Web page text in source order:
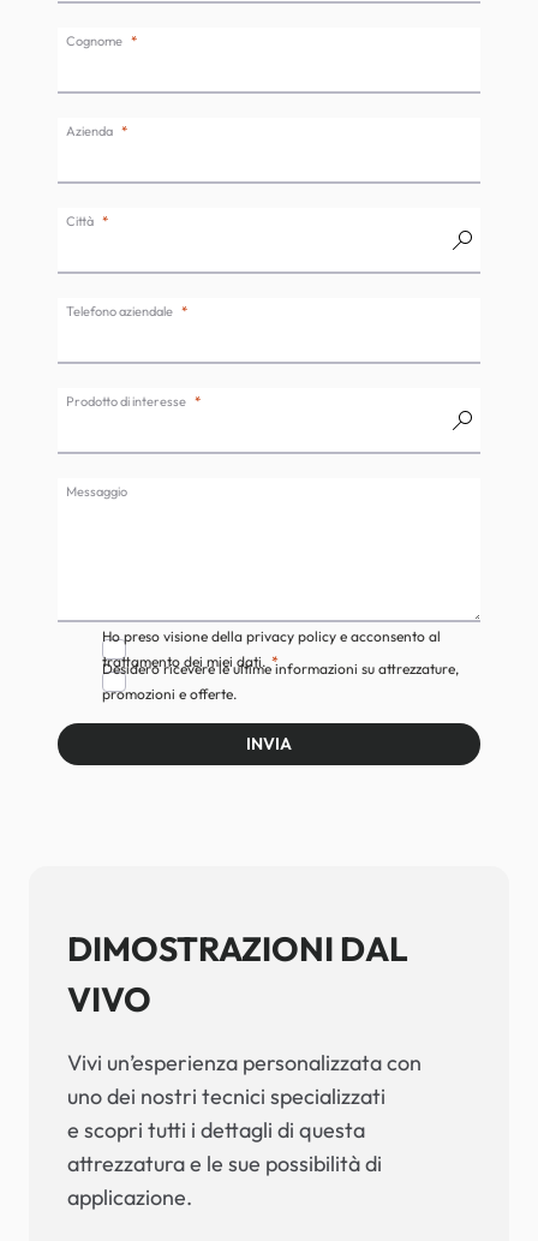
Cognome
Azienda
Città
Telefono aziendale
Prodotto di interesse
Messaggio
Ho preso visione della privacy policy e acconsento al
trattamento dei miei dati.
Desidero ricevere le ultime informazioni su attrezzature,
promozioni e offerte.
INVIA
DIMOSTRAZIONI DAL
VIVO
Vivi un’esperienza personalizzata con
uno dei nostri tecnici specializzati
e scopri tutti i dettagli di questa
attrezzatura e le sue possibilità di
applicazione.